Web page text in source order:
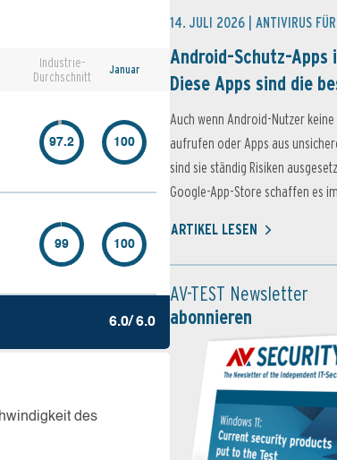
Industrie-
Durchschnitt
Januar
97.2 100
99 100
6.0/ 6.0
des
14. JULI 2026 | ANTIVIRUS
Android-Schutz-
Diese Apps sind die
Auch wenn Android-Nutzer
aufrufen oder Apps aus
sind sie ständig Risiken
Google-App-Store schaffen es
ARTIKEL LESEN
AV-TEST Newsletter
abonnieren